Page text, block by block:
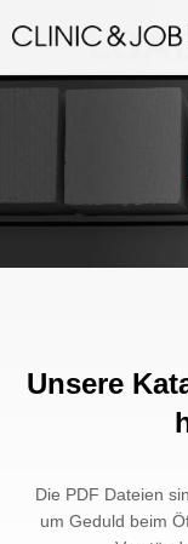
Unsere
Die PDF Dateien
um Geduld beim